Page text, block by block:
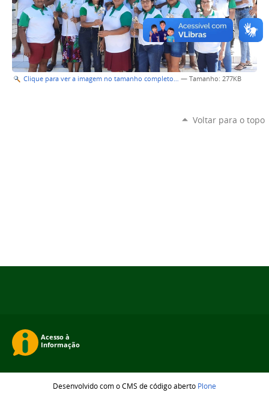
Clique para ver a imagem no tamanho completo… — Tamanho: 277KB
Voltar para o topo
Desenvolvido com o CMS de código aberto Plone